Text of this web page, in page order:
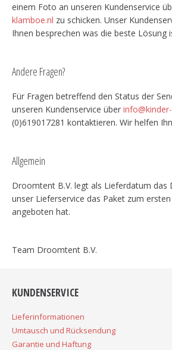
einem Foto an unseren Kundenservice
klamboe.nl zu schicken. Unser
Ihnen besprechen was die beste Lösung
Andere Fragen?
Für Fragen betreffend den Status der
unseren Kundenservice über
(0)619017281 kontaktieren. Wir helfen
Allgemein
Droomtent B.V. legt als Lieferdatum das
unser Lieferservice das Paket zum
angeboten hat.
Team Droomtent B.V.
KUNDENSERVICE
Lieferinformationen
Umtausch und Rücksendung
Garantie und Haftung